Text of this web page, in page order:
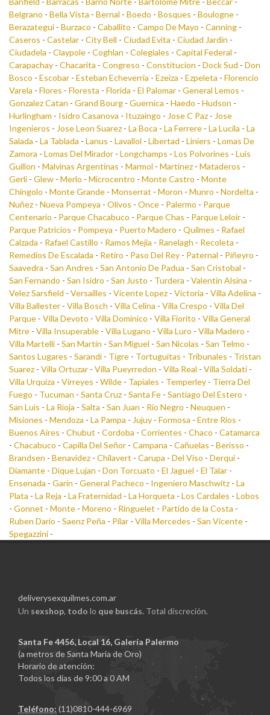
Belgrano - Bella Vista - Bernal - Boedo - Bosques - Boulogne -
Berazategui - Burzaco - Caballito - Campo De Mayo - Canning -
Caseros - Castelar - City Bell - Ciudad Evita - Ciudad Jardin -
Ciudadela - Claypole - Coghlan - Colegiales - Capital Federal -
Carapachay - Chacarita - Congreso - Constitucion - Dock Sud - Don
Bosco - Escobar - Esteban Echeverria - Ezeiza - Ezpeleta - Florencio
Varela - Flores - Floresta - Florida - El Palomar - General Lemos -
Gonzalez Catan - Grand Bourg - Guernica - Haedo - Hudson -
Hurlingham - Isidro Casanova - Ituzaingo - Jose C Paz - Jose
Ingenieros - Jose Leon Suarez - La Boca - La Ferrere - La Lucila - La
Salada - La Tablada - Lanus - Lavallol - Libertad - Liniers - Lomas De
Zamora - Lomas Del Mirador - Longchamps - Los Polvorines - Luis
Guillon - Malvinas Argentinas - Marmol - Martinez - Mataderos -
Gerli - Glew - Merlo - Microcentro - Monte Castro - Monte
Chingolo - Monte Grande - Monserrat - Moron - Munro - Nordelta -
Nuñez - Nueva Pompeya - Olivos - Once - Palermo - Parque
Centenario - Parque Chacabuco - Parque Chas - Parque Leloir -
Parque Patricios - Pompeya - Puerto Madero - Quilmes - Rafael
Calzada - Rafael Castillo - Ramos Mejia - Ranelagh - Recoleta -
Remedios De Escalada - Retiro - Paso Del Rey - Paternal - Piñeyro -
Saavedra - San Andres - San Antonio De Padua - San Cristobal -
San Fernando - San Isidro - San Justo - Turdera - Valentin Alsina -
Velez Sarsfield - Versailles - Vicente Lopez - Victoria - Villa Adelina -
Villa Ballester - Villa Bosch - Villa Celina - Villa Crespo - Villa Del
Parque - Villa Devoto - Villa Dominico - Villa Fiorito - Villa General
Mitre - Villa Insuperable - Villa Lugano - Villa Luro - Villa Madero -
Villa Martelli - San Martin - San Miguel - San Nicolas - San Telmo -
Santos Lugares - Sarandi - Tigre - Tortuguitas - Tribunales - Tristan
Suarez - Villa Ortuzar - Villa Pueyrredon - Villa Real - Villa Soldati -
Villa Urquiza - Virreyes - Wilde - Tapiales - Temperley - Tierra Del
Fuego - Tucuman - Santa Cruz - Santa Fe - Santiago Del Estero -
San Luis - La Rioja - Salta - San Juan - Rio Negro - Neuquen -
Misiones - Mendoza - La Pampa - Jujuy - Formosa - Entre Rios -
Buenos Aires - Chubut - Cordoba - Corrientes - Chaco - Catamarca
- Chacabuco - Capilla Del Señor - Campana - Cañuelas - Berisso -
Brandsen - Benavidez - Chilavert - Carupa - Del Viso - Derqui -
Diamante - Dique Lujan - Don Torcuato - El Jaguel - El Talar -
Ensenada - Garin - General Pacheco - Ingeniero Maschwitz - La
Plata - La Reja - La Fraternidad - La Horqueta - Los Cardales - Lobos
- Gonnet - Monte - Moreno - Ringuelet - Partido de la Costa -
Ruben Dario - Saenz Peña - Pilar - Villa Mercedes - San Vicente -
Spegazzini -
deliverysexquilmes.com.ar
Un sexshop, todo lo que buscás. Total discreción.
Santa Fe 4456, Local 16, Galería Palermo
(a metros de Santa Maria de Oro)
Horario de atención:
Todos los días de 9:00 a 0 AM
Teléfono: (11)0810-444-6969